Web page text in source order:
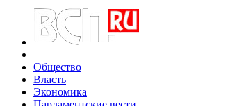
Общество
Власть
Экономика